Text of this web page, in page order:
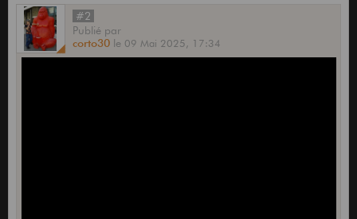
#2
Publié par
corto30 le 09 Mai 2025, 17:34